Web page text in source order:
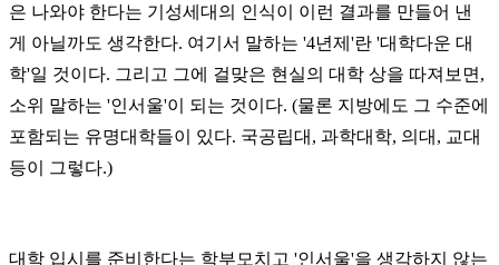
은 나와야 한다는 기성세대의 인식이 이런 결과를 만들어 낸
게 아닐까도 생각한다. 여기서 말하는 '4년제'란 '대학다운 대
학'일 것이다. 그리고 그에 걸맞은 현실의 대학 상을 따져보면,
소위 말하는 '인서울'이 되는 것이다. (물론 지방에도 그 수준에
포함되는 유명대학들이 있다. 국공립대, 과학대학, 의대, 교대
등이 그렇다.)
대학 입시를 준비한다는 학부모치고 '인서울'을 생각하지 않는